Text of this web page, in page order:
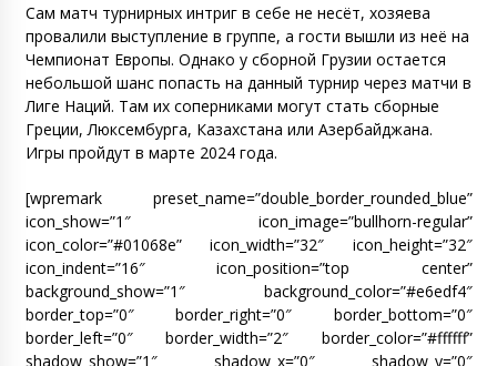
Сам матч турнирных интриг в себе не несёт, хозяева
провалили выступление в группе, а гости вышли из неё на
Чемпионат Европы. Однако у сборной Грузии остается
небольшой шанс попасть на данный турнир через матчи в
Лиге Наций. Там их соперниками могут стать сборные
Греции, Люксембурга, Казахстана или Азербайджана.
Игры пройдут в марте 2024 года.
[wpremark preset_name=”double_border_rounded_blue”
icon_show=”1″ icon_image=”bullhorn-regular”
icon_color=”#01068e” icon_width=”32″ icon_height=”32″
icon_indent=”16″ icon_position=”top center”
background_show=”1″ background_color=”#e6edf4″
border_top=”0″ border_right=”0″ border_bottom=”0″
border_left=”0″ border_width=”2″ border_color=”#ffffff”
shadow_show=”1″ shadow_x=”0″ shadow_y=”0″